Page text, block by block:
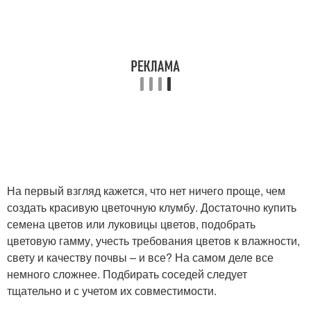
На первый взгляд кажется, что нет ничего проще, чем
создать красивую цветочную клумбу. Достаточно купить
семена цветов или луковицы цветов, подобрать
цветовую гамму, учесть требования цветов к влажности,
свету и качеству почвы – и все? На самом деле все
немного сложнее. Подбирать соседей следует
тщательно и с учетом их совместимости.